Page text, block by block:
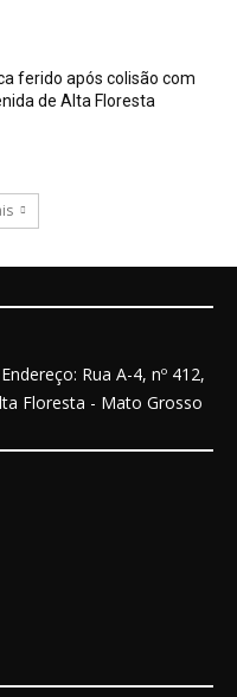
ferido após colisão com
de Alta Floresta
Rua A-4, nº 412,
Floresta - Mato Grosso